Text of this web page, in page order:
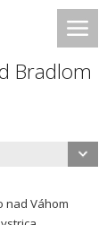
Bradlom
nad Váhom